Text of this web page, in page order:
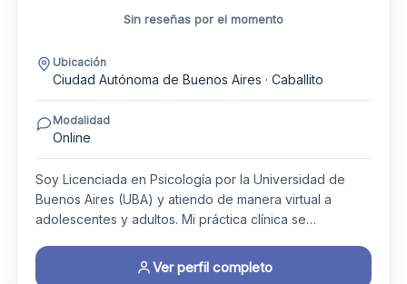
Sin reseñas por el momento
Ubicación
Ciudad Autónoma de Buenos Aires · Caballito
Modalidad
Online
Soy Licenciada en Psicología por la Universidad de
Buenos Aires (UBA) y atiendo de manera virtual a
adolescentes y adultos. Mi práctica clínica se…
Ver perfil completo